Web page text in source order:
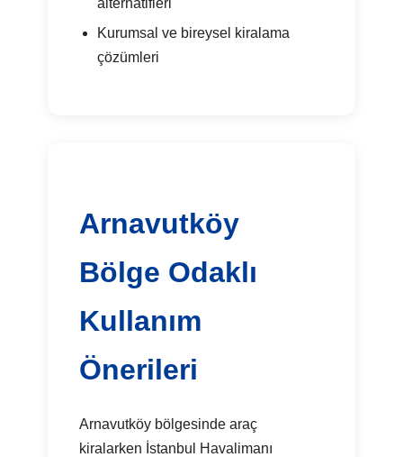
alternatifleri
Kurumsal ve bireysel kiralama
çözümleri
Arnavutköy
Bölge Odaklı
Kullanım
Önerileri
Arnavutköy bölgesinde araç
kiralarken İstanbul Havalimanı